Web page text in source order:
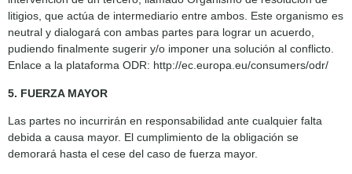
litigios, que actúa de intermediario entre ambos. Este organismo es
neutral y dialogará con ambas partes para lograr un acuerdo,
pudiendo finalmente sugerir y/o imponer una solución al conflicto.
Enlace a la plataforma ODR: http://ec.europa.eu/consumers/odr/
5. FUERZA MAYOR
Las partes no incurrirán en responsabilidad ante cualquier falta
debida a causa mayor. El cumplimiento de la obligación se
demorará hasta el cese del caso de fuerza mayor.